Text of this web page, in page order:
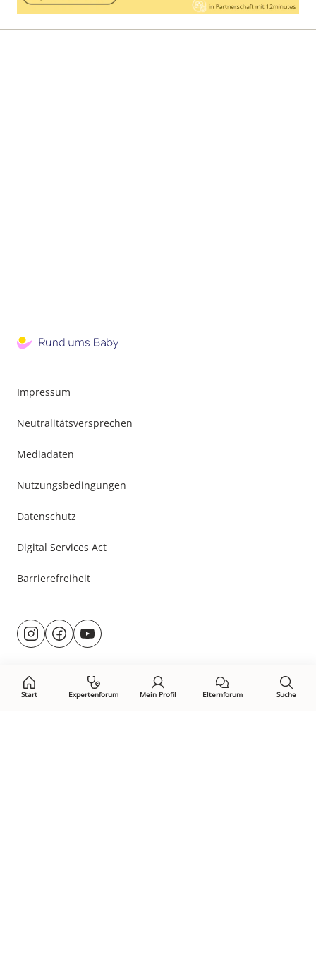
Start Expertenforum Mein Profil Elternforum Suche
Impressum
Neutralitätsversprechen
Mediadaten
Nutzungsbedingungen
Datenschutz
Digital Services Act
Barrierefreiheit
Besuche
uns@rund.ums.baby
facebook.com/rundumsbaby.de
youtube.com/@rundumsbaby_